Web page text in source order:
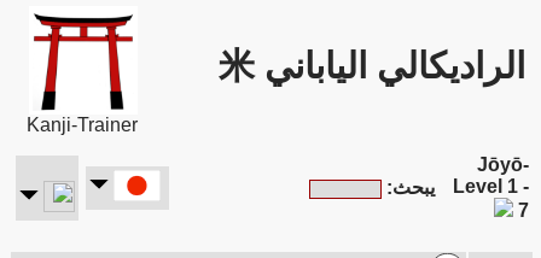
الراديكالي الياباني 米
Kanji-Trainer
Jōyō-
Level 1 -
7
يبحث: